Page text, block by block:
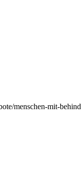
menschen-mit-